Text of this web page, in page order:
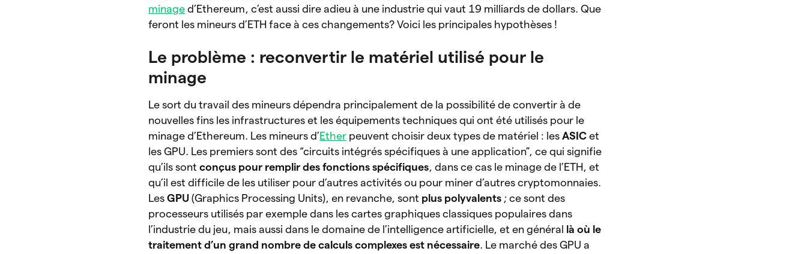
minage d’Ethereum, c’est aussi dire adieu à une industrie qui vaut 19 milliards de dollars. Que
feront les mineurs d’ETH face à ces changements? Voici les principales hypothèses !
Le problème : reconvertir le matériel utilisé pour le
minage
Le sort du travail des mineurs dépendra principalement de la possibilité de convertir à de
nouvelles fins les infrastructures et les équipements techniques qui ont été utilisés pour le
minage d’Ethereum. Les mineurs d’Ether peuvent choisir deux types de matériel : lesASICet
les GPU. Les premiers sont des “circuits intégrés spécifiques à une application”, ce qui signifie
qu’ils sontconçus pour remplir des fonctions spécifiques, dans ce cas le minage de l’ETH, et
qu’il est difficile de les utiliser pour d’autres activités ou pour miner d’autres cryptomonnaies.
LesGPU(Graphics Processing Units), en revanche, sont plus polyvalents ; ce sont des
processeurs utilisés par exemple dans les cartes graphiques classiques populaires dans
l’industrie du jeu, mais aussi dans le domaine de l’intelligence artificielle, et en général
là où le
traitement d’un grand nombre de calculs complexes est nécessaire. Le marché des GPU a